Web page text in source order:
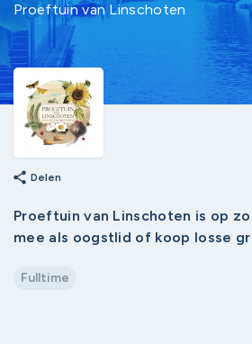
Proeftuin van Linschoten
share Delen
Proeftuin van Linschoten is op
mee als oogstlid of koop losse
Fulltime